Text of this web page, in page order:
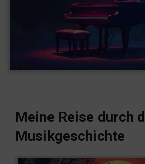
Meine Reise durch
Musikgeschichte